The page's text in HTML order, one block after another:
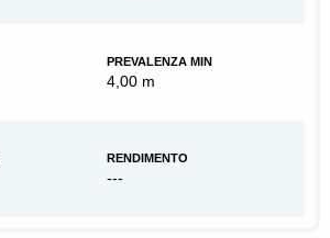
PREVALENZA MIN
4,00 m
RENDIMENTO
---